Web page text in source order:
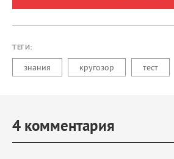
ТЕГИ:
знания кругозор тест
4 комментария